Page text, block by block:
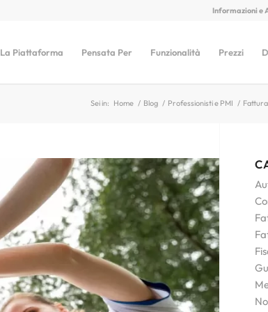
Informazioni e
La Piattaforma Pensata Per Funzionalità Prezzi
Sei in: Home / Blog / Professionisti e PMI /